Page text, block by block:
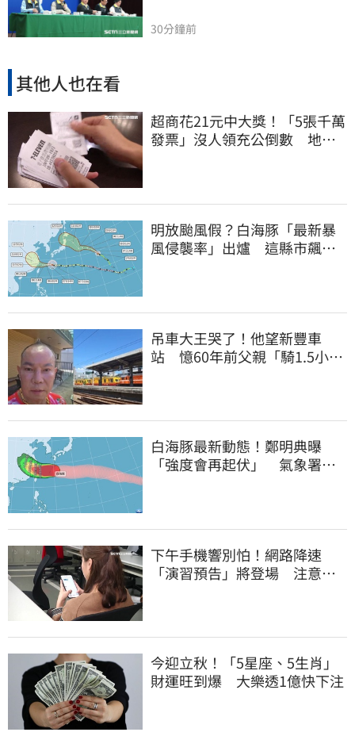
30分鐘前
其他人也在看
超商花21元中大獎！「5張千萬
發票」沒人領充公倒數 地點
明放颱風假？白海豚「最新暴
風侵襲率」出爐 這縣市飆
吊車大王哭了！他望新豐車
站 憶60年前父親「騎1.5小時
白海豚最新動態！鄭明典曝
「強度會再起伏」 氣象署：
下午手機響別怕！網路降速
「演習預告」將登場 注意事
今迎立秋！「5星座、5生肖」
財運旺到爆 大樂透1億快下注